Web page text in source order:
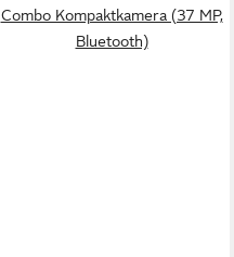
Combo Kompaktkamera (37 MP,
Bluetooth)